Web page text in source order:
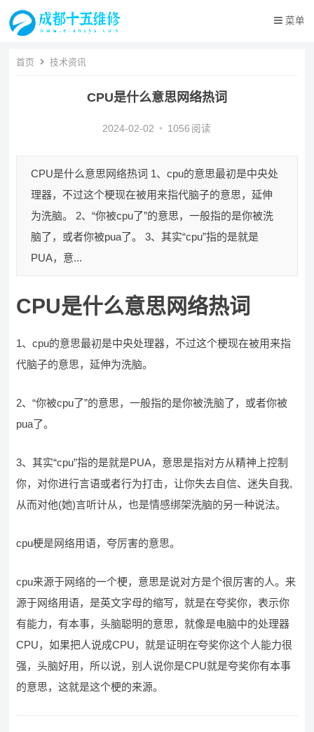
菜单
首页 技术资讯
CPU是什么意思网络热词
2024-02-02 • 1056 阅读
CPU是什么意思网络热词 1、cpu的意思最初是中央处
理器，不过这个梗现在被用来指代脑子的意思，延伸
为洗脑。 2、“你被cpu了”的意思，一般指的是你被洗
脑了，或者你被pua了。 3、其实“cpu”指的是就是
PUA，意...
CPU是什么意思网络热词
1、cpu的意思最初是中央处理器，不过这个梗现在被用来指
代脑子的意思，延伸为洗脑。
2、“你被cpu了”的意思，一般指的是你被洗脑了，或者你被
pua了。
3、其实“cpu”指的是就是PUA，意思是指对方从精神上控制
你，对你进行言语或者行为打击，让你失去自信、迷失自我,
从而对他(她)言听计从，也是情感绑架洗脑的另一种说法。
cpu梗是网络用语，夸厉害的意思。
cpu来源于网络的一个梗，意思是说对方是个很厉害的人。来
源于网络用语，是英文字母的缩写，就是在夸奖你，表示你
有能力，有本事，头脑聪明的意思，就像是电脑中的处理器
CPU，如果把人说成CPU，就是证明在夸奖你这个人能力很
强，头脑好用，所以说，别人说你是CPU就是夸奖你有本事
的意思，这就是这个梗的来源。